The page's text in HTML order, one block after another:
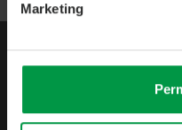
Marketing
APRESENTAÇÃO